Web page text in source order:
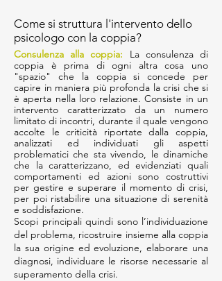
Come si struttura l'intervento dello
psicologo con la coppia?
Consulenza alla coppia:
La consulenza di
coppia è prima di ogni altra cosa uno
"spazio" che la coppia si concede per
capire in maniera più profonda la crisi che si
è aperta nella loro relazione. Consiste in un
intervento caratterizzato da un numero
limitato di incontri, durante il quale vengono
accolte le criticità riportate dalla coppia,
analizzati ed individuati gli aspetti
problematici che sta vivendo, le dinamiche
che la caratterizzano, ed evidenziati quali
comportamenti ed azioni sono costruttivi
per gestire e superare il momento di crisi,
per poi ristabilire una situazione di serenità
e soddisfazione.
Scopi principali quindi sono l’individuazione
del problema, ricostruire insieme alla coppia
la sua origine ed evoluzione, elaborare una
diagnosi, individuare le risorse necessarie al
superamento della crisi.